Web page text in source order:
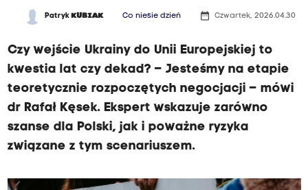
Patryk KUBIAK Co niesie dzień date_range Czwartek, 2026.04.30
Czy wejście Ukrainy do Unii Europejskiej to
kwestia lat czy dekad? – Jesteśmy na etapie
teoretycznie rozpoczętych negocjacji – mówi
dr Rafał Kęsek. Ekspert wskazuje zarówno
szanse dla Polski, jak i poważne ryzyka
związane z tym scenariuszem.